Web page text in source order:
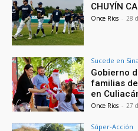
CHUYÍN
Once Ríos - 28
Sucede en
Gobierno
familias
en
Once Ríos - 27
Súper-Acción